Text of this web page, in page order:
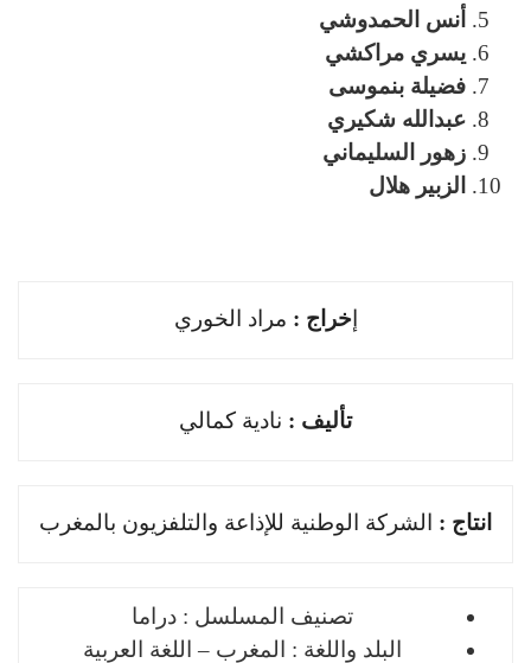
أنس الحمدوشي
يسري مراكشي
فضيلة بنموسى
عبدالله شكيري
زهور السليماني
الزبير هلال
ﺇﺧﺮاﺝ : مراد الخوري
ﺗﺄﻟﻴﻒ : نادية كمالي
اﻧﺘﺎﺝ : الشركة الوطنية للإذاعة والتلفزيون بالمغرب
تصنيف المسلسل : دراما
البلد واللغة : المغرب – اللغة العربية